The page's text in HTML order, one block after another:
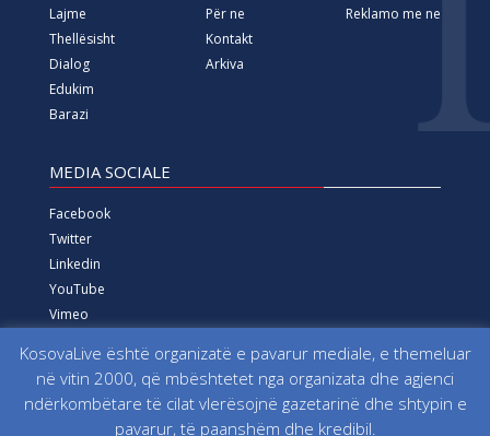
Lajme
Thellësisht
Dialog
Edukim
Barazi
Për ne
Kontakt
Arkiva
Reklamo me ne
MEDIA SOCIALE
Facebook
Twitter
Linkedin
YouTube
Vimeo
Të gjitha të drejtat e rezervuara që nga viti 2000 Fondacioni
për Informim, Media, Dialog dhe Edukim KosovaLive
KosovaLive është organizatë e pavarur mediale, e themeluar
në vitin 2000, që mbështetet nga organizata dhe agjenci
ndërkombëtare të cilat vlerësojnë gazetarinë dhe shtypin e
pavarur, të paanshëm dhe kredibil.